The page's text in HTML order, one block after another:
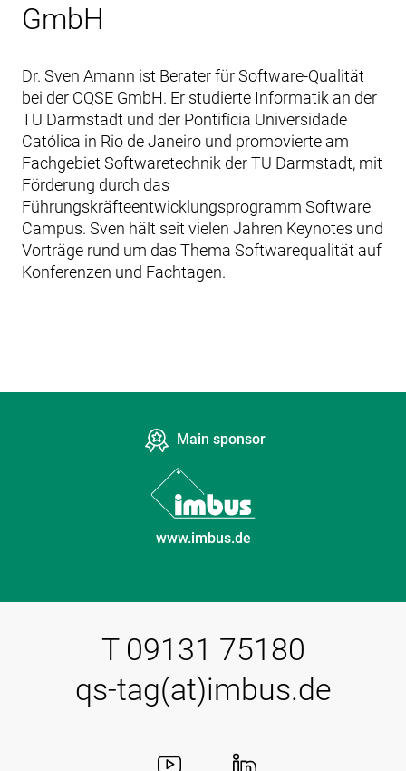
GmbH
Dr. Sven Amann ist Berater für Software-Qualität
bei der CQSE GmbH. Er studierte Informatik an der
TU Darmstadt und der Pontifícia Universidade
Católica in Rio de Janeiro und promovierte am
Fachgebiet Softwaretechnik der TU Darmstadt, mit
Förderung durch das
Führungskräfteentwicklungsprogramm Software
Campus. Sven hält seit vielen Jahren Keynotes und
Vorträge rund um das Thema Softwarequalität auf
Konferenzen und Fachtagen.
T 09131 75180
qs-tag(at)imbus.de
Main sponsor
www.imbus.de